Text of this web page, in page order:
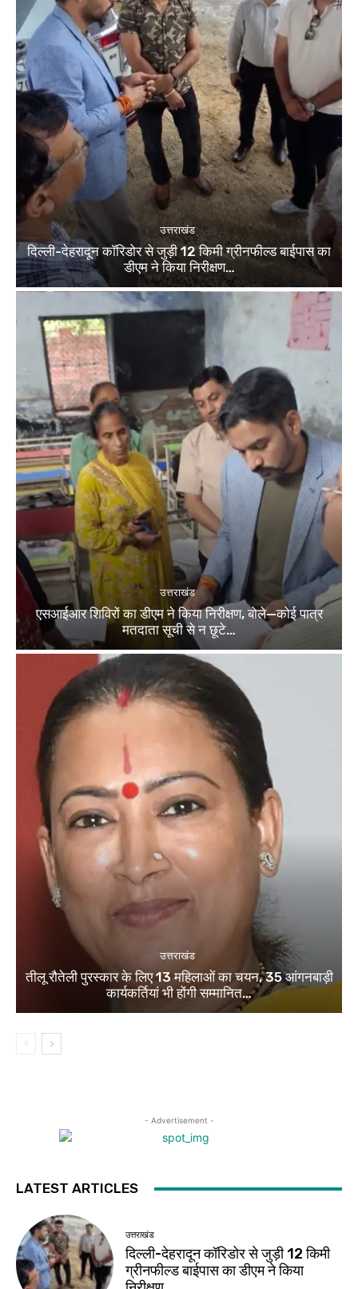
उत्तराखंड
दिल्ली-देहरादून कॉरिडोर से जुड़ी 12 किमी ग्रीनफील्ड बाईपास का
डीएम ने किया निरीक्षण…
उत्तराखंड
एसआईआर शिविरों का डीएम ने किया निरीक्षण, बोले—कोई पात्र
मतदाता सूची से न छूटे…
उत्तराखंड
तीलू रौतेली पुरस्कार के लिए 13 महिलाओं का चयन, 35 आंगनबाड़ी
कार्यकर्तियां भी होंगी सम्मानित…
- Advertisement -
LATEST ARTICLES
उत्तराखंड
दिल्ली-देहरादून कॉरिडोर से जुड़ी 12 किमी
ग्रीनफील्ड बाईपास का डीएम ने किया